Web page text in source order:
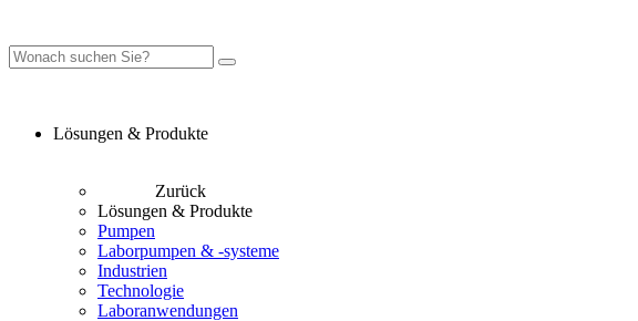
Lösungen & Produkte
Zurück
Lösungen & Produkte
Pumpen
Laborpumpen & -systeme
Industrien
Technologie
Laboranwendungen